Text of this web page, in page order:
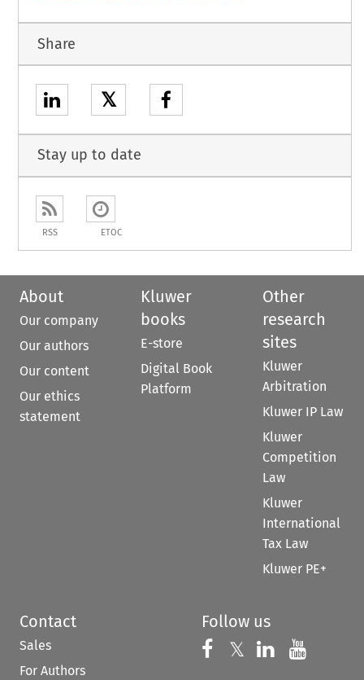
Share
𝕏
Stay up to date
RSS ETOC
About
Our company
Our authors
Our content
Our ethics
statement
Kluwer
books
E-store
Digital Book
Platform
Other
research
sites
Kluwer
Arbitration
Kluwer IP Law
Kluwer
Competition
Law
Kluwer
International
Tax Law
Kluwer PE+
Contact
Sales
For Authors
Follow us
Follow us on
𝕏 Follow us on
Follow us